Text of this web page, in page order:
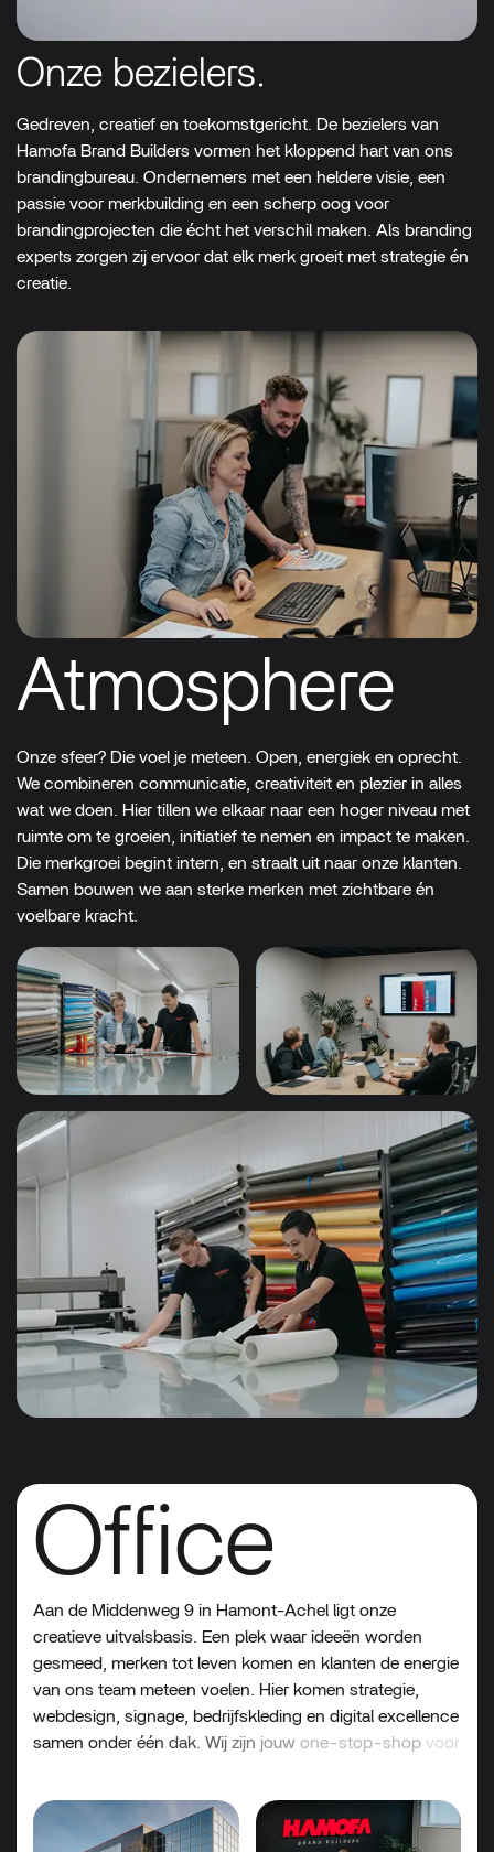
Onze bezielers.
Gedreven, creatief en toekomstgericht. De bezielers van
Hamofa Brand Builders vormen het kloppend hart van ons
brandingbureau. Ondernemers met een heldere visie, een
passie voor merkbuilding en een scherp oog voor
brandingprojecten die écht het verschil maken. Als branding
experts zorgen zij ervoor dat elk merk groeit met strategie én
creatie.
Atmosphere
Onze sfeer? Die voel je meteen. Open, energiek en oprecht.
We combineren communicatie, creativiteit en plezier in alles
wat we doen. Hier tillen we elkaar naar een hoger niveau met
ruimte om te groeien, initiatief te nemen en impact te maken.
Die merkgroei begint intern, en straalt uit naar onze klanten.
Samen bouwen we aan sterke merken met zichtbare én
voelbare kracht.
Office
Aan de Middenweg 9 in Hamont-Achel ligt onze
creatieve uitvalsbasis. Een plek waar ideeën worden
gesmeed, merken tot leven komen en klanten de energie
van ons team meteen voelen. Hier komen strategie,
webdesign, signage, bedrijfskleding en digital excellence
samen onder één dak. Wij zijn jouw one-stop-shop voor